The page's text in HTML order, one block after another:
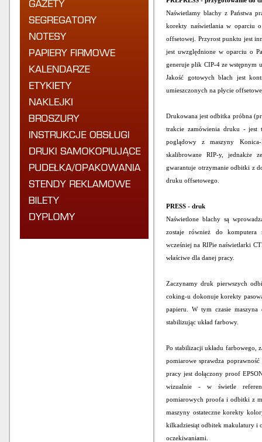
Naświetlamy blachy z Państwa
korekty naświetlania w oparciu
offsetowej. Przyrost punktu jest
jest uwzględnione w oparciu o
generuje plik CIP-4 ze wstępnym
Jakość gotowych blach jest
umieszczonych na płycie
Drukowana jest odbitka próbna
trakcie zamówienia druku -
poglądowy z maszyny
skalibrowane RIP-y, jednakże
gwarantuje otrzymanie odbitki z
druku offsetowego.
PRESS - druk
Naświetlone blachy są
zostaje również do komputera
wcześniej na RIPie naświetlarki
właściwe dla danej pracy.
Zaczynamy druk pierwszych
coking-u dokonuje korekty
papieru. W tym czasie
stabilizując układ farbowy.
Po stabilizacji układu farbowego,
pomiarowe sprawdza
pracy jest dołączony proof
wizualnie - w świetle
pomiarowych proofa i odbitki z
maszyny ostateczne korekty
kilkadziesiąt odbitek makulatury i
oczekiwaniami.